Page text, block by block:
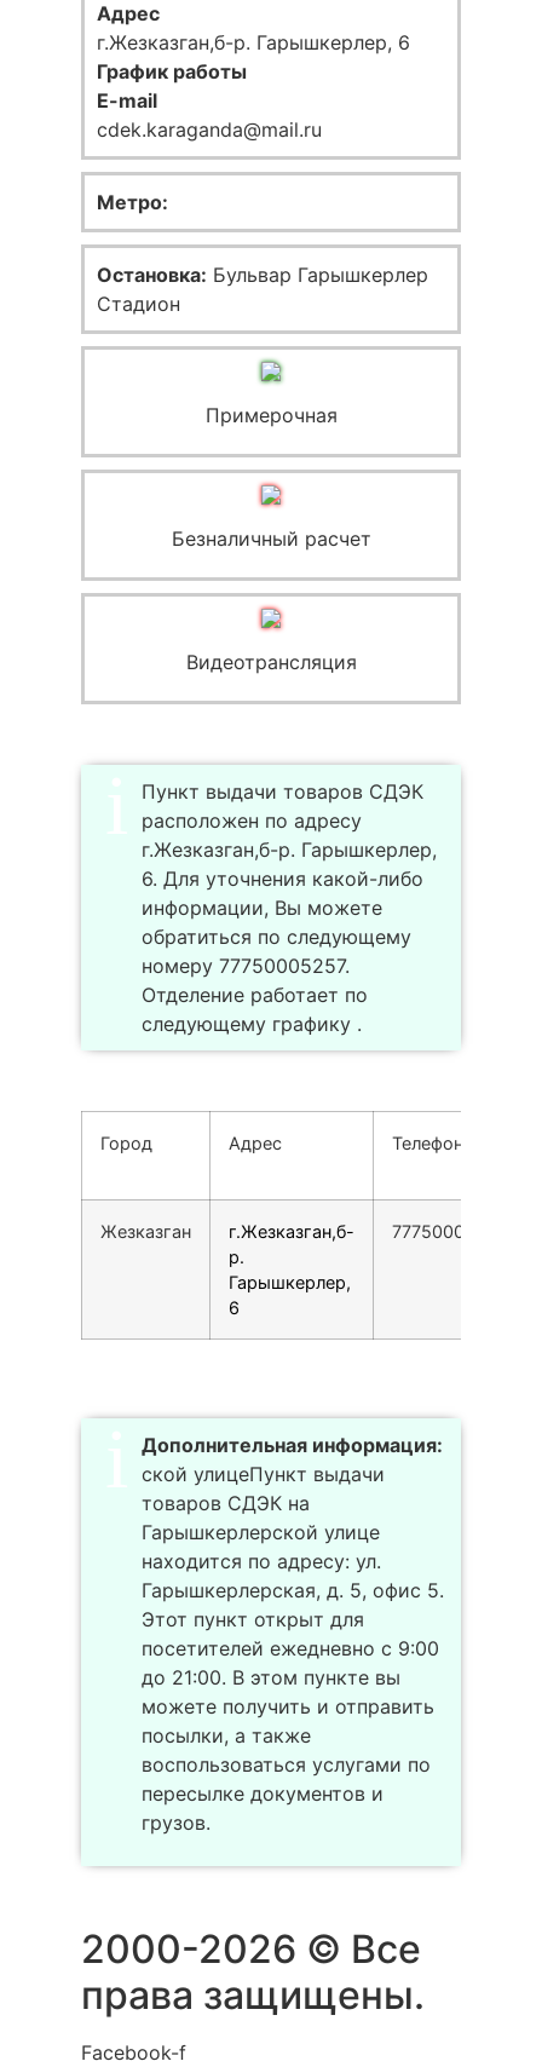
Адрес
г.Жезказган,б-р. Гарышкерлер, 6
График работы
E-mail
cdek.karaganda@mail.ru
Метро:
Остановка: Бульвар Гарышкерлер
Стадион
Примерочная
Безналичный расчет
Видеотрансляция
Пункт выдачи товаров СДЭК
расположен по адресу
г.Жезказган,б-р. Гарышкерлер,
6. Для уточнения какой-либо
информации, Вы можете
обратиться по следующему
номеру 77750005257.
Отделение работает по
следующему графику .
Город Адрес Телефон
Жезказган
г.Жезказган,б-
р.
Гарышкерлер,
6
77750005257
Дополнительная информация:
ской улицеПункт выдачи
товаров СДЭК на
Гарышкерлерской улице
находится по адресу: ул.
Гарышкерлерская, д. 5, офис 5.
Этот пункт открыт для
посетителей ежедневно с 9:00
до 21:00. В этом пункте вы
можете получить и отправить
посылки, а также
воспользоваться услугами по
пересылке документов и
грузов.
2000-2026 © Все
права защищены.
Facebook-f